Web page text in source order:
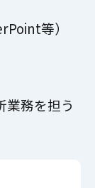
等）
業務を担う